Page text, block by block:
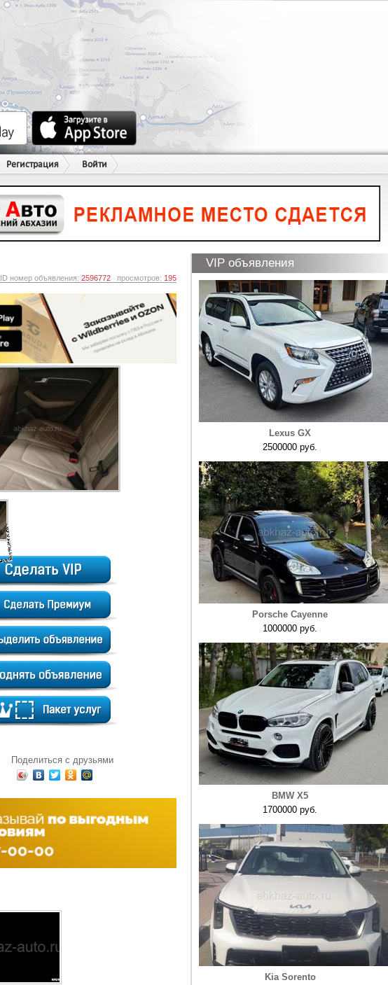
Регистрация Войти
ID номер объявления: 2596772 просмотров: 195
Поделиться с друзьями
VIP объявления
Lexus GX
2500000 руб.
Porsche Cayenne
1000000 руб.
BMW X5
1700000 руб.
Kia Sorento